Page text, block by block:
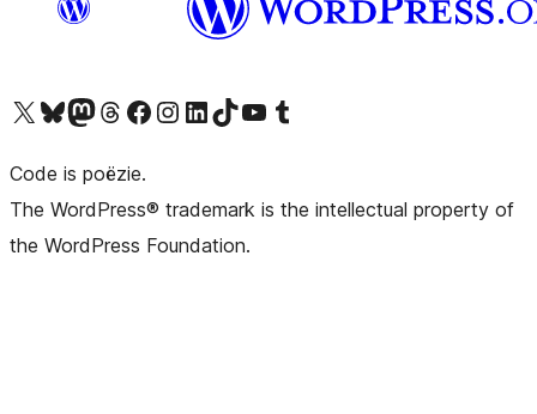
Bezoek ons X (voorheen Twitter) account
Bezoek ons Bluesky account
Bezoek ons Mastodon account
Bezoek ons Threads account
Onze Facebook pagina bezoeken
Bezoek ons Instagram account
Bezoek ons LinkedIn account
Bezoek ons TikTok account
Bezoek ons YouTube kanaalBezoek ons Tumblr account
Code is poëzie.
The WordPress® trademark is the intellectual property of
the WordPress Foundation.